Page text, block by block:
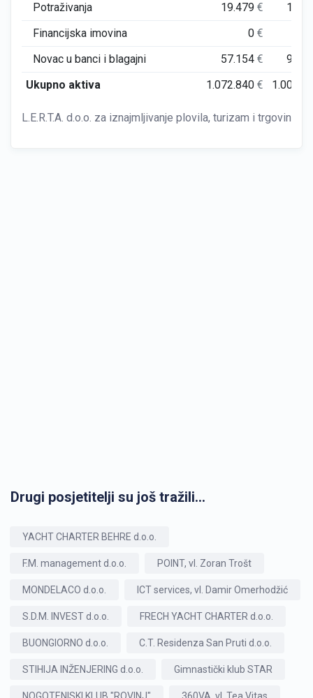
Potraživanja
19.479€
Financijska imovina
0€
Novac u banci i blagajni
57.154€
Ukupno aktiva
1.072.840€
L.E.R.T.A. d.o.o. za iznajmljivanje plovila, turizam i trgovinu
Drugi posjetitelji su još tražili...
YACHT CHARTER BEHRE d.o.o.
F.M. management d.o.o. POINT, vl. Zoran Trošt
MONDELACO d.o.o. ICT services, vl. Damir Omerhodžić
S.D.M. INVEST d.o.o. FRECH YACHT CHARTER d.o.o.
BUONGIORNO d.o.o. C.T. Residenza San Pruti d.o.o.
STIHIJA INŽENJERING d.o.o. Gimnastički klub STAR